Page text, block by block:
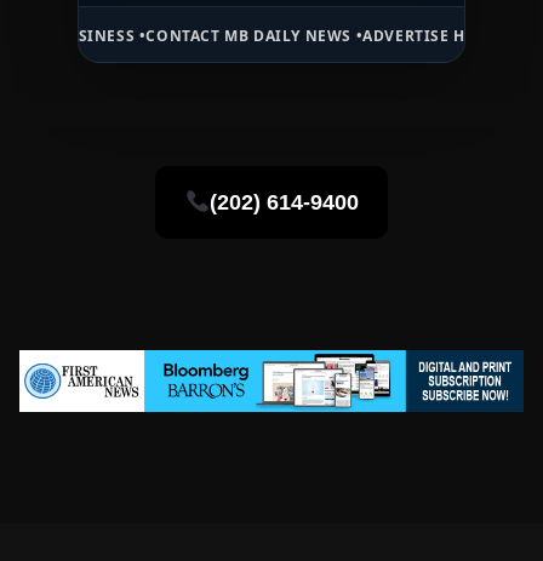
CONTACT MB DAILY NEWS •ADVERTISE HERE •PREMIUM
(202) 614-9400